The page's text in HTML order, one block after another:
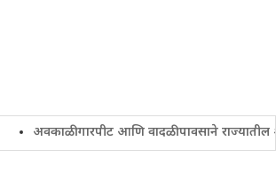
अवकाळी गारपीट आणि वादळी पावसाने राज्यातील